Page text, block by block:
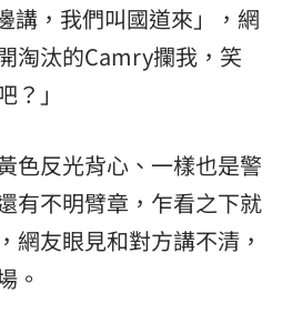
講，我們叫國道來」，網
淘汰的Camry攔我，笑
」
色反光背心、一樣也是警
有不明臂章，乍看之下就
網友眼見和對方講不清，
。